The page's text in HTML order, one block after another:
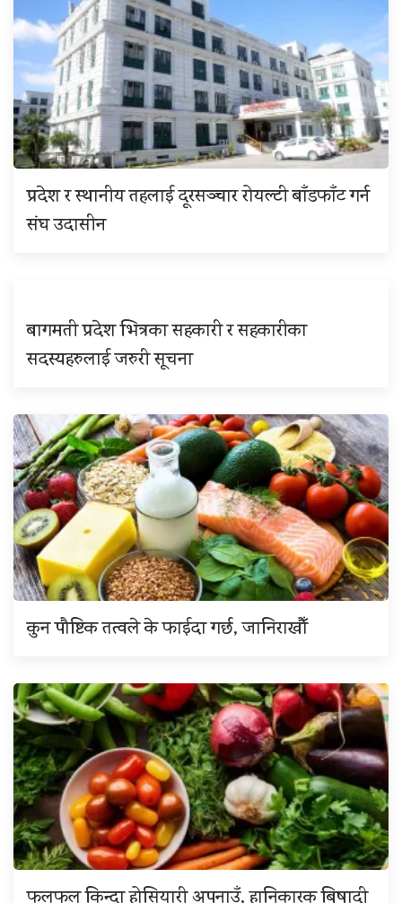
प्रदेश र स्थानीय तहलाई दूरसञ्चार रोयल्टी बाँडफाँट गर्न
संघ उदासीन
बागमती प्रदेश भित्रका सहकारी र सहकारीका
सदस्यहरुलाई जरुरी सूचना
कुन पौष्टिक तत्वले के फाईदा गर्छ, जानिराखौँ